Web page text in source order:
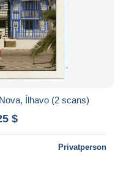
Ílhavo (2 scans)
$
Privatperson